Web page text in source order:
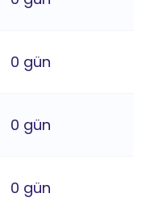
0 gün
0 gün
0 gün